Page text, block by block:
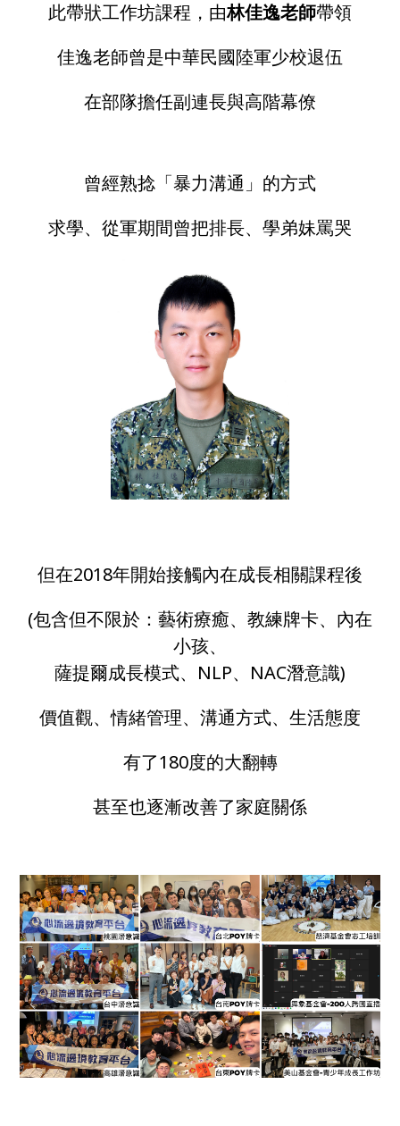
此帶狀工作坊課程，由林佳逸老師帶領
佳逸老師曾是中華民國陸軍少校退伍
在部隊擔任副連長與高階幕僚
曾經熟捻「暴力溝通」的方式
求學、從軍期間曾把排長、學弟妹罵哭
但在2018年開始接觸內在成長相關課程後
(包含但不限於：藝術療癒、教練牌卡、內在
小孩、
薩提爾成長模式、NLP、NAC潛意識)
價值觀、情緒管理、溝通方式、生活態度
有了180度的大翻轉
甚至也逐漸改善了家庭關係